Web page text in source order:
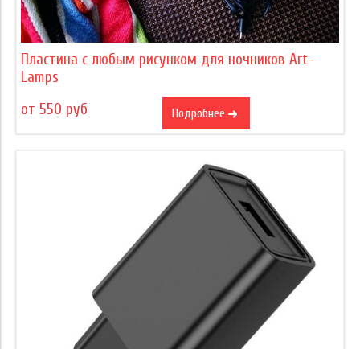
Пластина с любым рисунком для ночников Art-
Lamps
от 550 руб
Подробнее